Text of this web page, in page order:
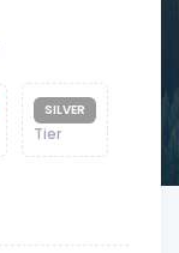
SILVER
Tier